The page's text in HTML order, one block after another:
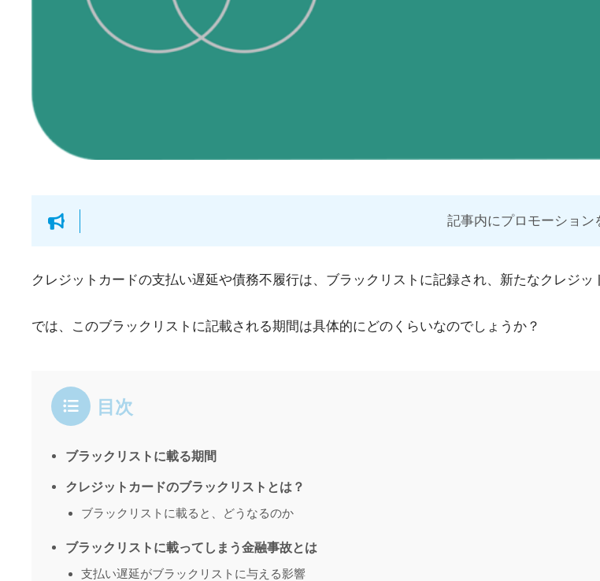
記事内にプロモーション
クレジットカードの支払い遅延や債務不履行は、ブラックリストに記録され、新たなクレジ
では、このブラックリストに記載される期間は具体的にどのくらいなのでしょうか？
目次
ブラックリストに載る期間
クレジットカードのブラックリストとは？
ブラックリストに載ると、どうなるのか
ブラックリストに載ってしまう金融事故とは
支払い遅延がブラックリストに与える影響